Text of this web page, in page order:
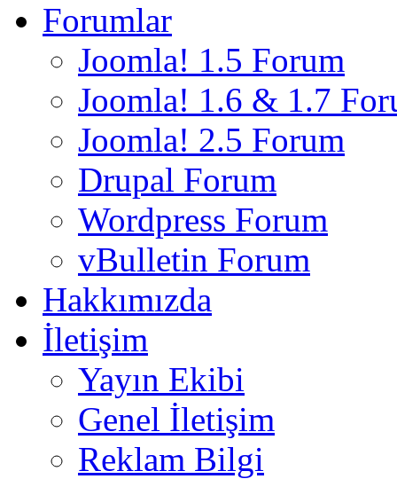
Forumlar
Joomla! 1.5 Forum
Joomla! 1.6 & 1.7
Joomla! 2.5 Forum
Drupal Forum
Wordpress Forum
vBulletin Forum
Hakkımızda
İletişim
Yayın Ekibi
Genel İletişim
Reklam Bilgi